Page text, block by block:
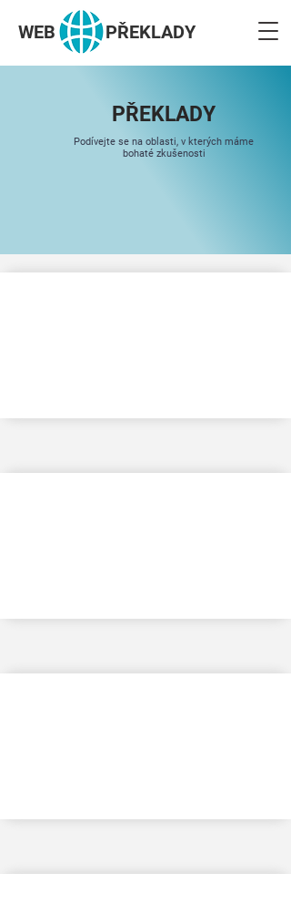
WEB PŘEKLADY
PŘEKLADY
Podívejte se na oblasti, v kterých máme
bohaté zkušenosti